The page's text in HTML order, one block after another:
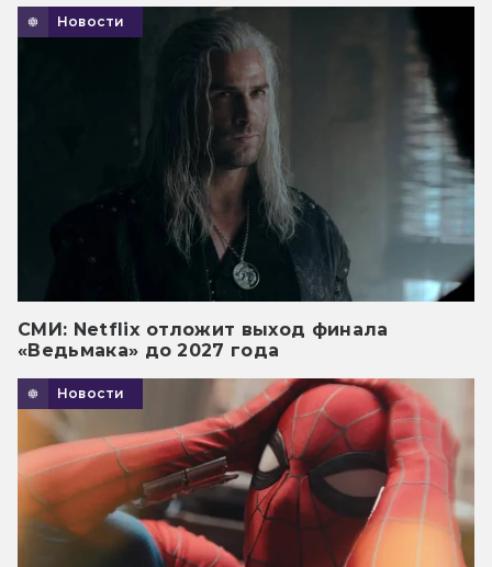
Новости
СМИ: Netflix отложит выход финала
«Ведьмака» до 2027 года
Новости